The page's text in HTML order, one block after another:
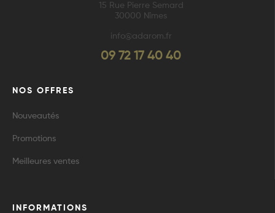
NOS OFFRES
Nouveautés
Promotions
Meilleures ventes
15 Rue Pierre Semard
30000 Nîmes
info@adarom.fr
09 72 17 40 40
INFORMATIONS